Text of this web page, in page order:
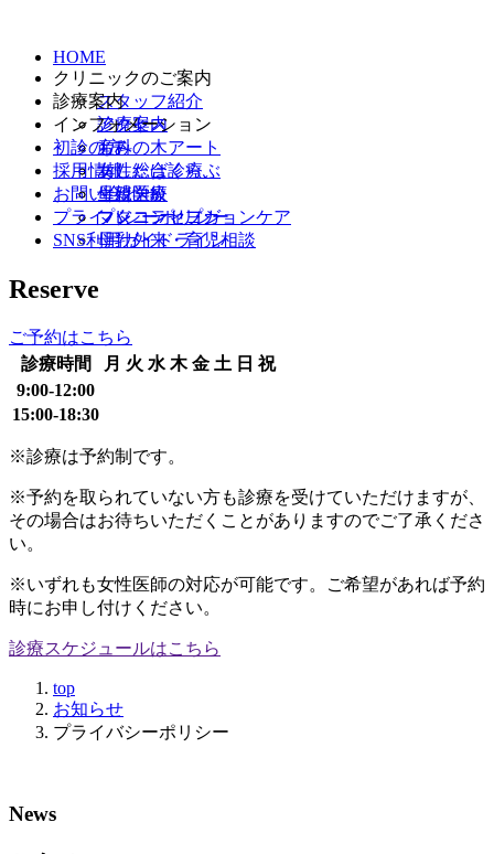
HOME
クリニックのご案内
スタッフ紹介
アクセス
診療案内
診療案内
産科
女性総合診療
生殖医療
プレコンセプションケア
インフォメーション
もみの木アート
あしたばくらぶ
母親学級
マタニティヨガ
母乳外来・育児相談
初診の方
採用情報
お問い合わせ
プライバシーポリシー
SNS利用ガイドライン
Reserve
ご予約はこちら
診療時間
月 火 水 木 金 土 日 祝
9:00-12:00
15:00-18:30
※診療は予約制です。
※予約を取られていない方も診療を受けていただけますが、
その場合はお待ちいただくことがありますのでご了承くださ
い。
※いずれも女性医師の対応が可能です。ご希望があれば予約
時にお申し付けください。
診療スケジュールはこちら
top
お知らせ
プライバシーポリシー
News